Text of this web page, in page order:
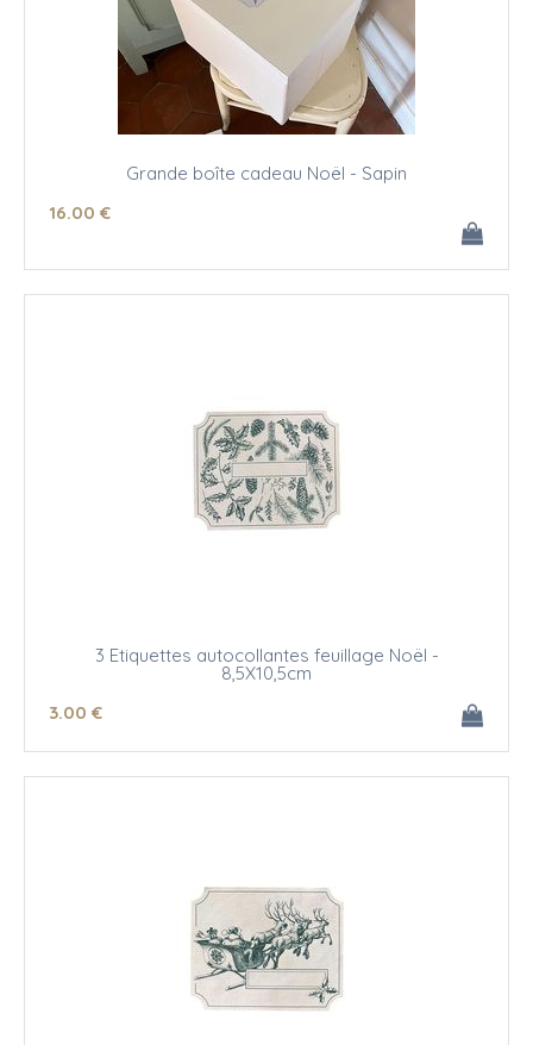
Grande boîte cadeau Noël - Sapin
16.00 €
3 Etiquettes autocollantes feuillage Noël -
8,5X10,5cm
3.00 €